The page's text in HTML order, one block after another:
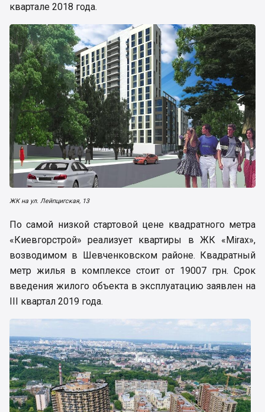
квартале 2018 года.
ЖК на ул. Лейпцигская, 13
По самой низкой стартовой цене квадратного метра
«Киевгорстрой» реализует квартиры в ЖК «Mirax»,
возводимом в Шевченковском районе. Квадратный
метр жилья в комплексе стоит от 19007 грн. Срок
введения жилого объекта в эксплуатацию заявлен на
III квартал 2019 года.